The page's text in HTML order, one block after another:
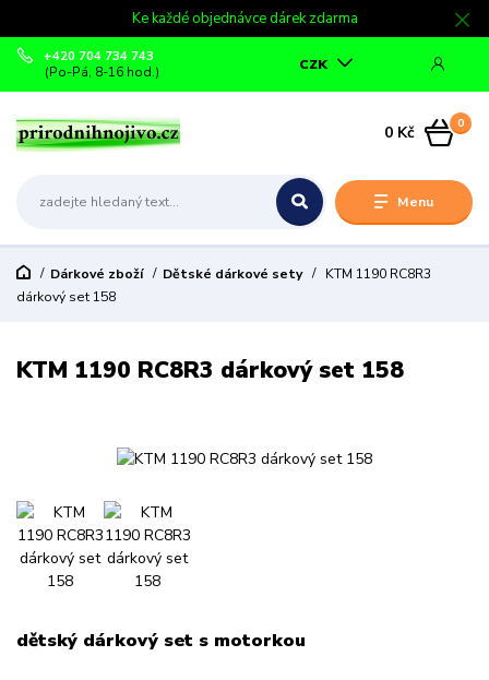
Ke každé objednávce dárek zdarma
Menu
CZK
+420 704 734 743
(Po-Pá, 8-16 hod.)
0
0 Kč
Dárkové zboží Dětské dárkové sety
KTM 1190 RC8R3
dárkový set 158
KTM 1190 RC8R3 dárkový set 158
dětský dárkový set s motorkou